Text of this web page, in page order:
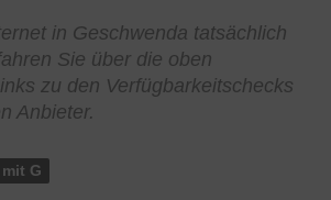
in Geschwenda tatsächlich
Sie über die oben
zu den Verfügbarkeitschecks
Anbieter.
G